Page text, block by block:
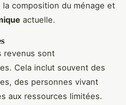
composition du ménage et
actuelle.
revenus sont
Cela inclut souvent des
des personnes vivant
aux ressources limitées.